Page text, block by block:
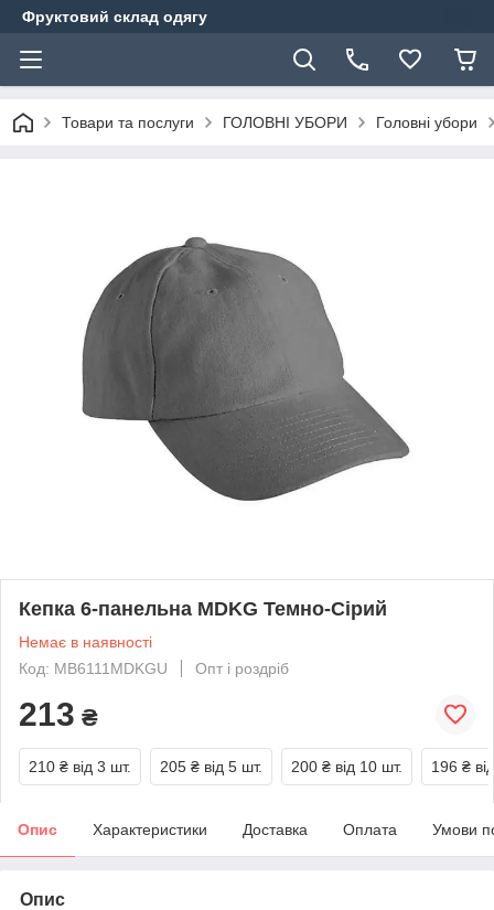
Фруктовий склад одягу
Товари та послуги ГОЛОВНІ УБОРИ Головні убори
Кепка 6-панельна MDKG Темно-Сірий
Немає в наявності
Код: MB6111MDKGU
Опт і роздріб
213 ₴
210 ₴ від 3 шт. 205 ₴ від 5 шт. 200 ₴ від 10 шт. 196 ₴
Опис Характеристики Доставка Оплата Умови
Опис